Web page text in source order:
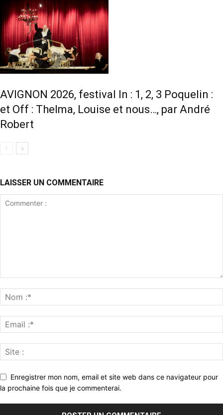
AVIGNON 2026, festival In : 1, 2, 3 Poquelin :
et Off : Thelma, Louise et nous…, par André
Robert
LAISSER UN COMMENTAIRE
Enregistrer mon nom, email et site web dans ce navigateur pour
la prochaine fois que je commenterai.